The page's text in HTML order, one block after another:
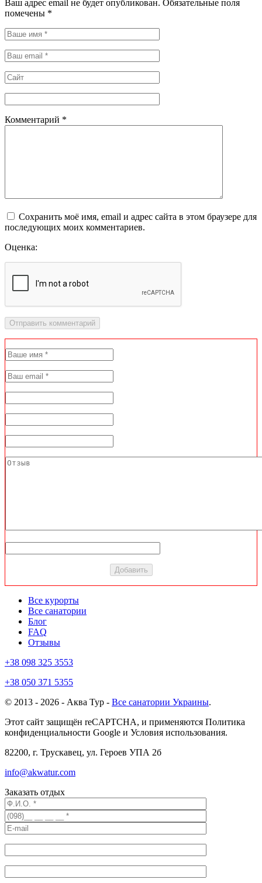
Ваш адрес email не будет опубликован. Обязательные поля
помечены *
Комментарий *
Сохранить моё имя, email и адрес сайта в этом браузере для
последующих моих комментариев.
Оценка:
Все курорты
Все санатории
Блог
FAQ
Отзывы
+38 098 325 3553
+38 050 371 5355
© 2013 - 2026 - Аква Тур - Все санатории Украины.
Этот сайт защищён reCAPTCHA, и применяются Политика
конфиденциальности Google и Условия использования.
82200, г. Трускавец, ул. Героев УПА 2б
info@akwatur.com
Заказать отдых